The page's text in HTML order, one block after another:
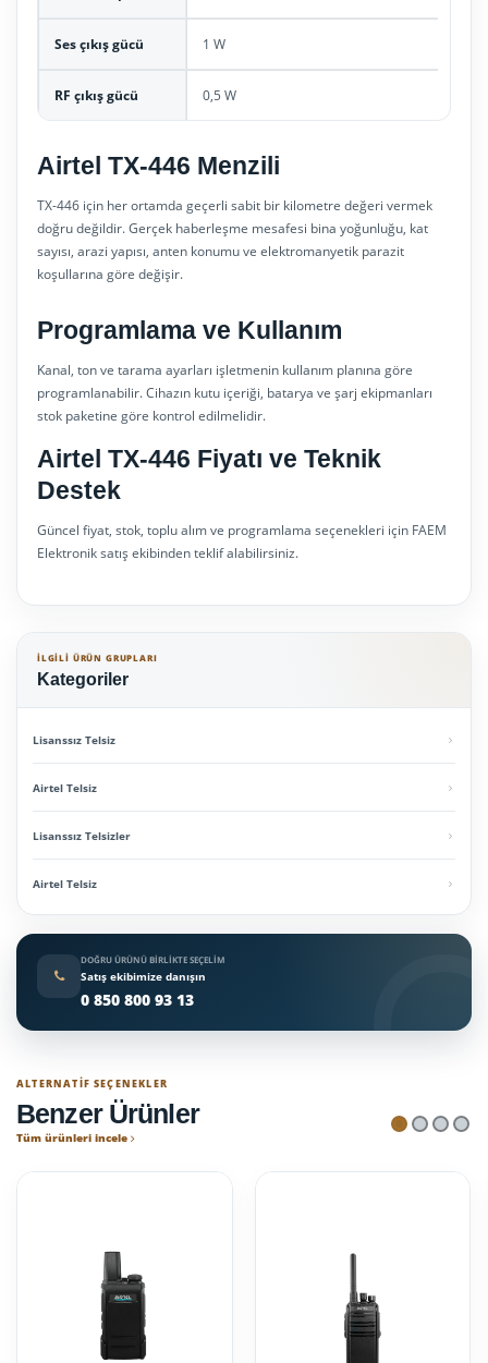
Ses çıkış gücü 1 W
RF çıkış gücü 0,5 W
Airtel TX-446 Menzili
TX-446 için her ortamda geçerli sabit bir kilometre değeri vermek
doğru değildir. Gerçek haberleşme mesafesi bina yoğunluğu, kat
sayısı, arazi yapısı, anten konumu ve elektromanyetik parazit
koşullarına göre değişir.
Programlama ve Kullanım
Kanal, ton ve tarama ayarları işletmenin kullanım planına göre
programlanabilir. Cihazın kutu içeriği, batarya ve şarj ekipmanları
stok paketine göre kontrol edilmelidir.
Airtel TX-446 Fiyatı ve Teknik
Destek
Güncel fiyat, stok, toplu alım ve programlama seçenekleri için FAEM
Elektronik satış ekibinden teklif alabilirsiniz.
İLGILI ÜRÜN GRUPLARI
Kategoriler
Lisanssız Telsiz
Airtel Telsiz
Lisanssız Telsizler
Airtel Telsiz
DOĞRU ÜRÜNÜ BIRLIKTE SEÇELIM
Satış ekibimize danışın
0 850 800 93 13
ALTERNATIF SEÇENEKLER
Benzer Ürünler
Tüm ürünleri incele